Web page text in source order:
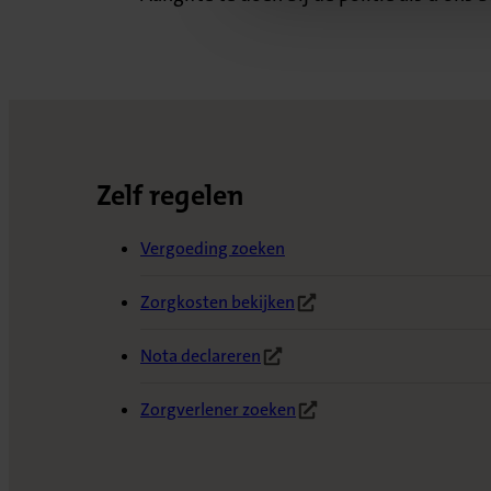
Zelf regelen
Vergoeding zoeken
Zorgkosten bekijken
(Opent in nieuw tabblad)
Nota declareren
(Opent in nieuw tabblad)
Zorgverlener zoeken
(Opent in nieuw tabblad)